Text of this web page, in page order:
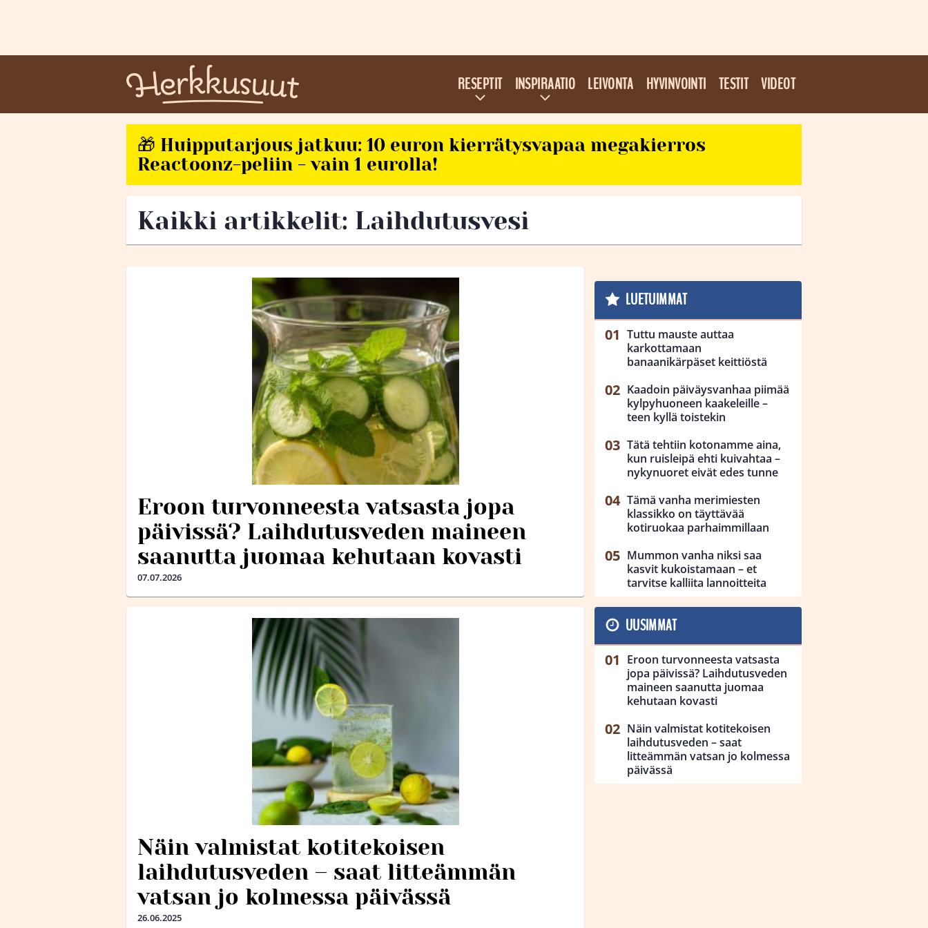
RESEPTIT INSPIRAATIO LEIVONTA HYVINVOINTI TESTIT VIDEOT
🎁 Huipputarjous jatkuu: 10 euron kierrätysvapaa megakierros
Reactoonz-peliin - vain 1 eurolla!
Kaikki artikkelit: Laihdutusvesi
Eroon turvonneesta vatsasta jopa
päivissä? Laihdutusveden maineen
saanutta juomaa kehutaan kovasti
07.07.2026
Näin valmistat kotitekoisen
laihdutusveden – saat litteämmän
vatsan jo kolmessa päivässä
26.06.2025
LUETUIMMAT
Tuttu mauste auttaa
karkottamaan
banaanikärpäset keittiöstä
Kaadoin päiväysvanhaa piimää
kylpyhuoneen kaakeleille –
teen kyllä toistekin
Tätä tehtiin kotonamme aina,
kun ruisleipä ehti kuivahtaa –
nykynuoret eivät edes tunne
Tämä vanha merimiesten
klassikko on täyttävää
kotiruokaa parhaimmillaan
Mummon vanha niksi saa
kasvit kukoistamaan – et
tarvitse kalliita lannoitteita
UUSIMMAT
Eroon turvonneesta vatsasta
jopa päivissä? Laihdutusveden
maineen saanutta juomaa
kehutaan kovasti
Näin valmistat kotitekoisen
laihdutusveden – saat
litteämmän vatsan jo kolmessa
päivässä